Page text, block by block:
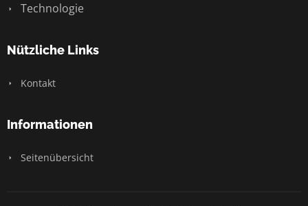
Technologie
Nützliche Links
Kontakt
Informationen
Seitenübersicht